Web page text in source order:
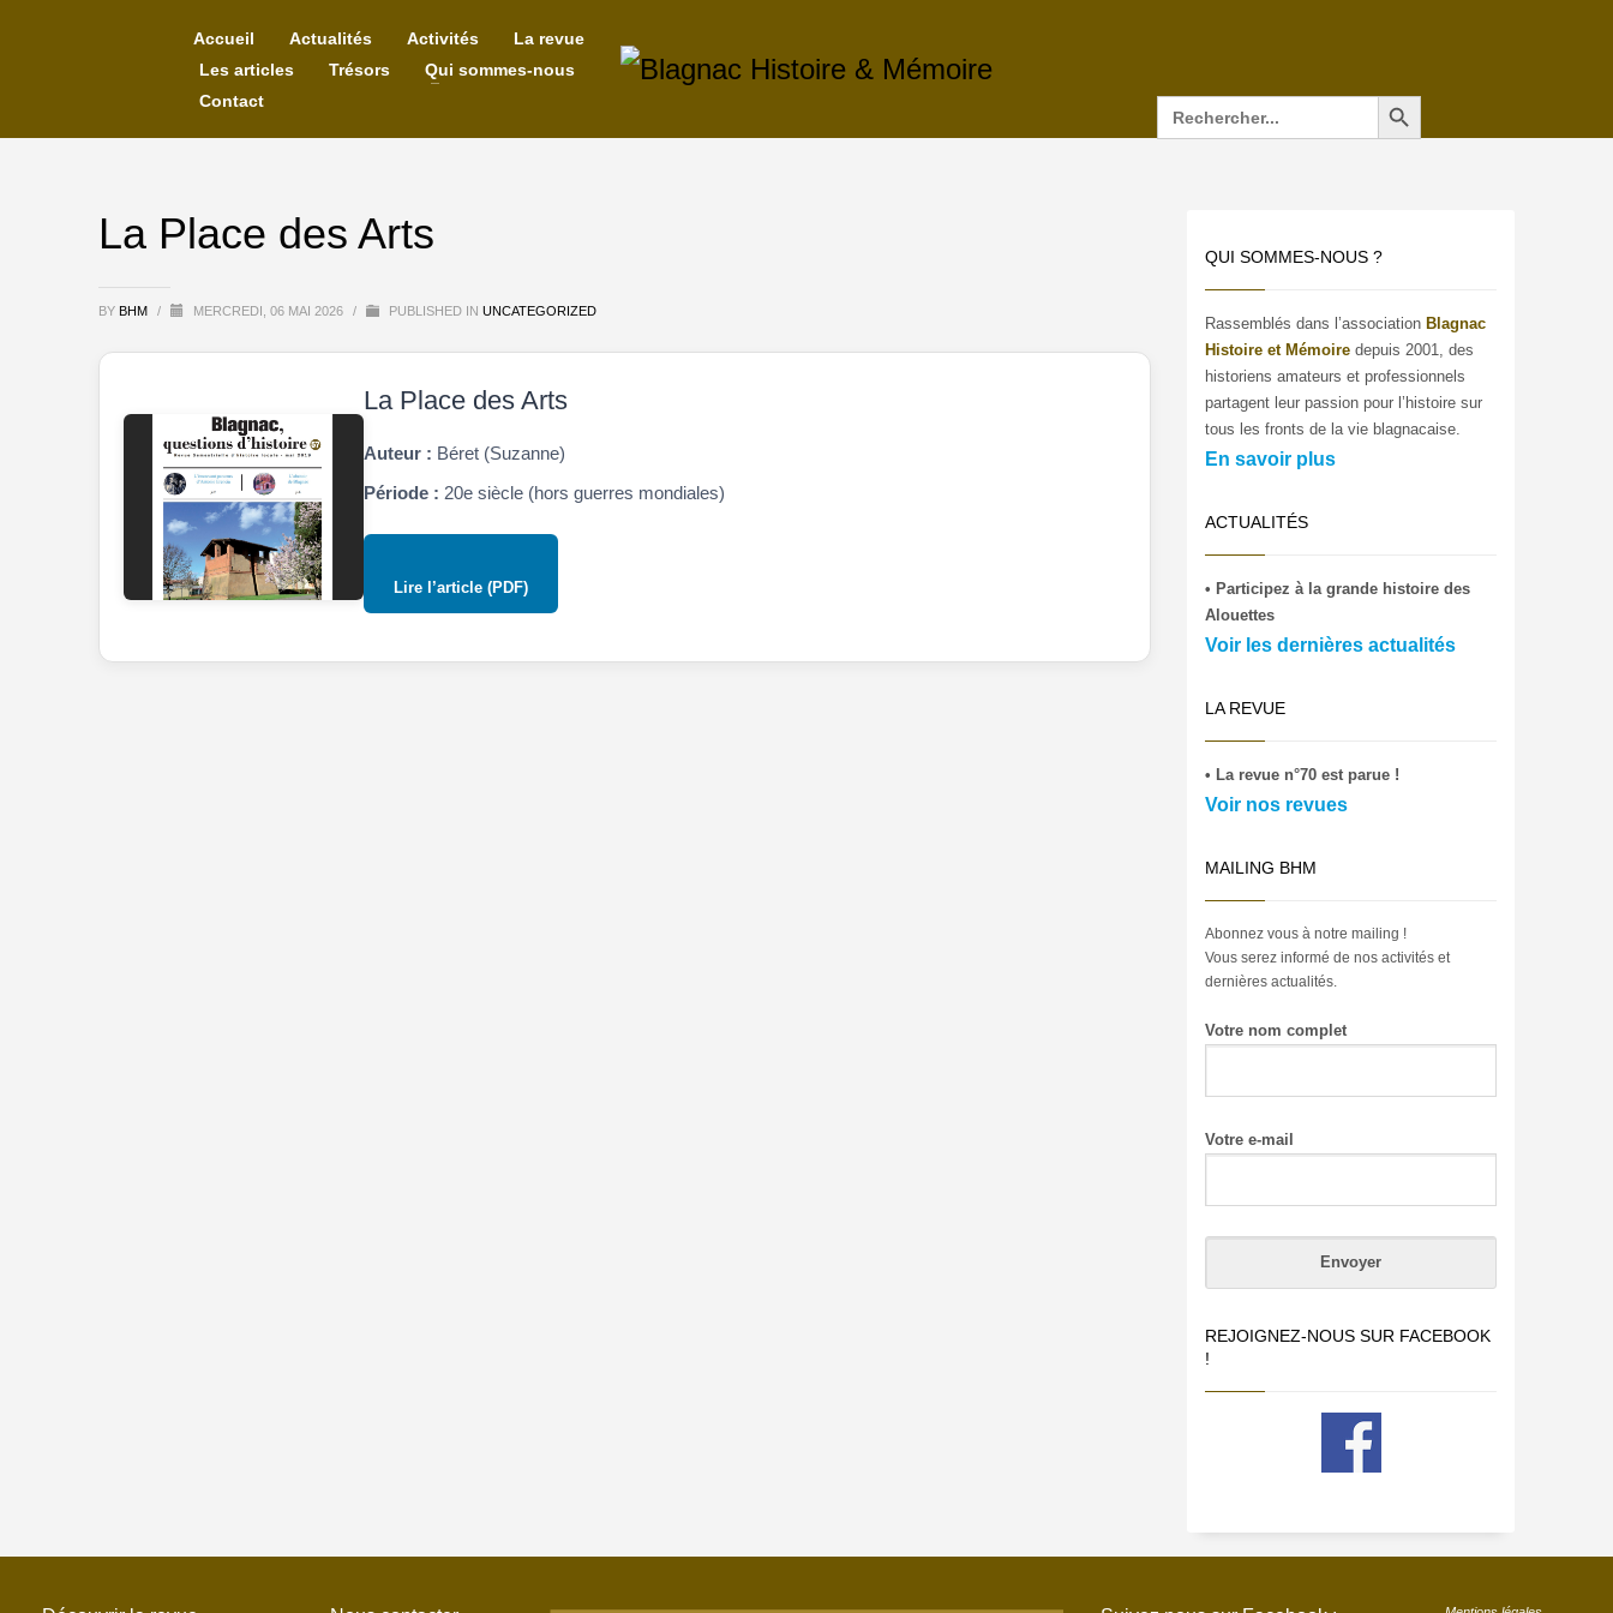
Search
for:
Search Button
Accueil Actualités Activités
La revue
Les articles
Trésors
Qui sommes-nous
Contact
La Place des Arts
BY BHM / MERCREDI, 06 MAI 2026 / PUBLISHED INUNCATEGORIZED
La Place des Arts
Auteur : Béret (Suzanne)
Période : 20e siècle (hors guerres mondiales)
Lire l’article (PDF)
QUI SOMMES-NOUS ?
Rassemblés dans l’association Blagnac
Histoire et Mémoire depuis 2001, des
historiens amateurs et professionnels
partagent leur passion pour l’histoire sur
tous les fronts de la vie blagnacaise.
En savoir plus
ACTUALITÉS
• Participez à la grande histoire des
Alouettes
Voir les dernières actualités
LA REVUE
• La revue n°70 est parue !
Voir nos revues
MAILING BHM
Abonnez vous à notre mailing !
Vous serez informé de nos activités et
dernières actualités.
Votre nom complet
Votre e-mail
REJOIGNEZ-NOUS SUR FACEBOOK
!